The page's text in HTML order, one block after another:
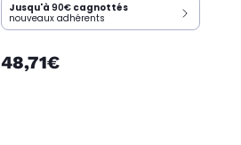
Jusqu'à 90€ cagnottés
nouveaux adhérents
48,71€